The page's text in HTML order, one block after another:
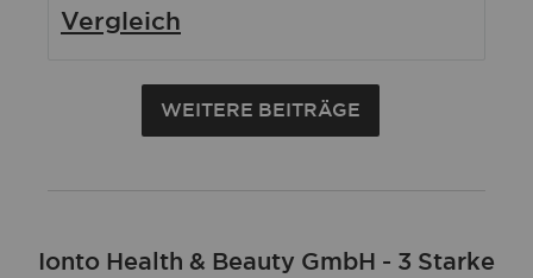
Vergleich
WEITERE BEITRÄGE
Ionto Health & Beauty GmbH - 3 Starke